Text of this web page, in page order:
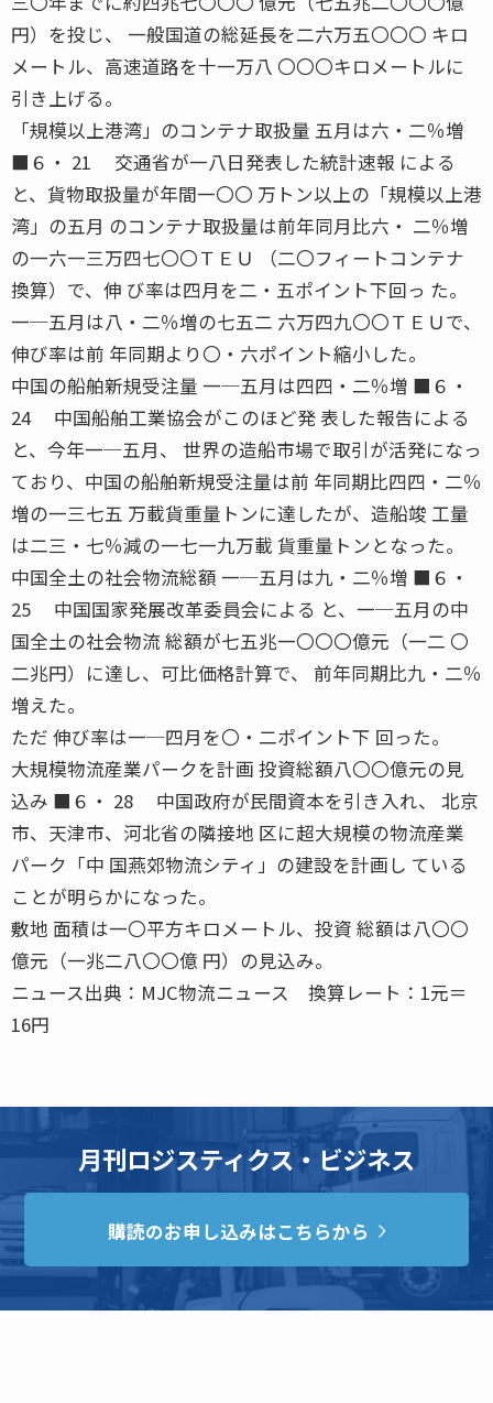
円）を投じ、 一般国道の総延長を二六万五〇〇〇 キロ
メートル、高速道路を十一万八 〇〇〇キロメートルに
引き上げる。
「規模以上港湾」のコンテナ取扱量 五月は六・二％増
■６・ 21 交通省が一八日発表した統計速報 による
と、貨物取扱量が年間一〇〇 万トン以上の「規模以上港
湾」の五月 のコンテナ取扱量は前年同月比六・ 二％増
の一六一三万四七〇〇ＴＥＵ （二〇フィートコンテナ
換算）で、伸 び率は四月を二・五ポイント下回っ た。
一─五月は八・二％増の七五二 六万四九〇〇ＴＥＵで、
伸び率は前 年同期より〇・六ポイント縮小した。
中国の船舶新規受注量 一─五月は四四・二％増 ■６・
24 中国船舶工業協会がこのほど発 表した報告による
と、今年一─五月、 世界の造船市場で取引が活発になっ
ており、中国の船舶新規受注量は前 年同期比四四・二％
増の一三七五 万載貨重量トンに達したが、造船竣 工量
は二三・七％減の一七一九万載 貨重量トンとなった。
中国全土の社会物流総額 一─五月は九・二％増 ■６・
25 中国国家発展改革委員会による と、一─五月の中
国全土の社会物流 総額が七五兆一〇〇〇億元（一二 〇
二兆円）に達し、可比価格計算で、 前年同期比九・二％
増えた。
ただ 伸び率は一─四月を〇・二ポイント下 回った。
大規模物流産業パークを計画 投資総額八〇〇億元の見
込み ■６・ 28 中国政府が民間資本を引き入れ、 北京
市、天津市、河北省の隣接地 区に超大規模の物流産業
パーク「中 国燕郊物流シティ」の建設を計画し ている
ことが明らかになった。
敷地 面積は一〇平方キロメートル、投資 総額は八〇〇
億元（一兆二八〇〇億 円）の見込み。
ニュース出典：MJC物流ニュース 換算レート：1元＝
16円
月刊ロジスティクス・ビジネス
購読のお申し込みはこちらから